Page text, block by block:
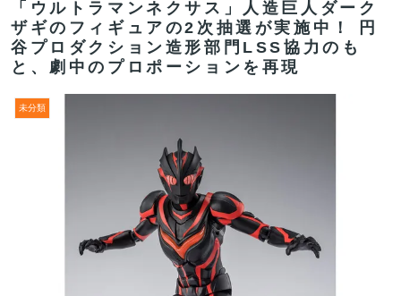
「ウルトラマンネクサス」人造巨人ダーク
ザギのフィギュアの2次抽選が実施中！ 円
谷プロダクション造形部門LSS協力のも
と、劇中のプロポーションを再現
未分類